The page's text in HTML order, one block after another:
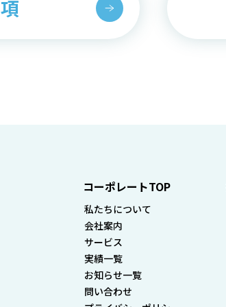
コーポレートTOP
私たちについて
会社案内
サービス
実績一覧
お知らせ一覧
問い合わせ